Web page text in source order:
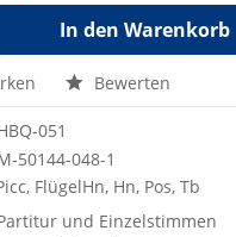
In den Warenkorb
Bewerten
051
50144-048-1
FlügelHn, Hn, Pos, Tb
und Einzelstimmen